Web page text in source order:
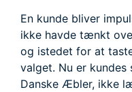
En kunde bliver
ikke havde tænkt
og istedet for at
valget. Nu er
Danske Æbler, ikke